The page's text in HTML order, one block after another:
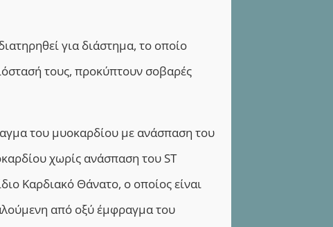
για διάστημα, το οποίο
τους, προκύπτουν σοβαρές
του μυοκαρδίου με ανάσπαση του
χωρίς ανάσπαση του ST
Καρδιακό Θάνατο, ο οποίος είναι
από οξύ έμφραγμα του